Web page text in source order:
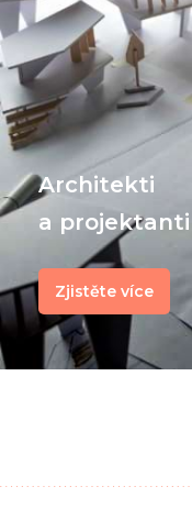
Architekti
a projektanti
Zjistěte více